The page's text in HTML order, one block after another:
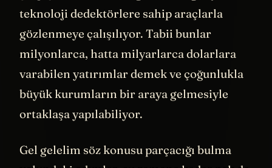
teknoloji dedektörlere sahip araçlarla
gözlenmeye çalışılıyor. Tabii bunlar
milyonlarca, hatta milyarlarca dolarlara
varabilen yatırımlar demek ve çoğunlukla
büyük kurumların bir araya gelmesiyle
ortaklaşa yapılabiliyor.
Gel gelelim söz konusu parçacığı bulma